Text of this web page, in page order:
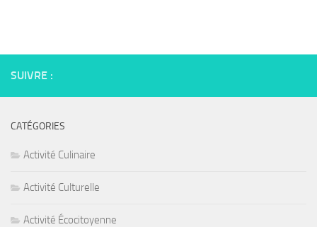
SUIVRE :
CATÉGORIES
Activité Culinaire
Activité Culturelle
Activité Écocitoyenne